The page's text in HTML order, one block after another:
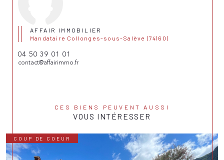
AFFAIR IMMOBILIER
Mandataire Collonges-sous-Salève (74160)
04 50 39 01 01
contact@affairimmo.fr
CES BIENS PEUVENT AUSSI
VOUS INTÉRESSER
COUP DE COEUR